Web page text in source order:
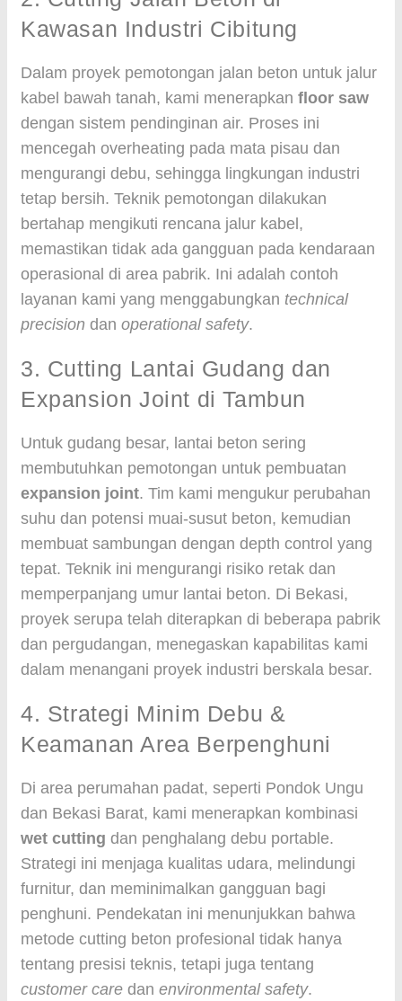
Kawasan Industri Cibitung
Dalam proyek pemotongan jalan beton untuk jalur
kabel bawah tanah, kami menerapkan floor saw
dengan sistem pendinginan air. Proses ini
mencegah overheating pada mata pisau dan
mengurangi debu, sehingga lingkungan industri
tetap bersih. Teknik pemotongan dilakukan
bertahap mengikuti rencana jalur kabel,
memastikan tidak ada gangguan pada kendaraan
operasional di area pabrik. Ini adalah contoh
layanan kami yang menggabungkan technical
precision dan operational safety.
3. Cutting Lantai Gudang dan
Expansion Joint di Tambun
Untuk gudang besar, lantai beton sering
membutuhkan pemotongan untuk pembuatan
expansion joint. Tim kami mengukur perubahan
suhu dan potensi muai-susut beton, kemudian
membuat sambungan dengan depth control yang
tepat. Teknik ini mengurangi risiko retak dan
memperpanjang umur lantai beton. Di Bekasi,
proyek serupa telah diterapkan di beberapa pabrik
dan pergudangan, menegaskan kapabilitas kami
dalam menangani proyek industri berskala besar.
4. Strategi Minim Debu &
Keamanan Area Berpenghuni
Di area perumahan padat, seperti Pondok Ungu
dan Bekasi Barat, kami menerapkan kombinasi
wet cutting dan penghalang debu portable.
Strategi ini menjaga kualitas udara, melindungi
furnitur, dan meminimalkan gangguan bagi
penghuni. Pendekatan ini menunjukkan bahwa
metode cutting beton profesional tidak hanya
tentang presisi teknis, tetapi juga tentang
customer care dan environmental safety.